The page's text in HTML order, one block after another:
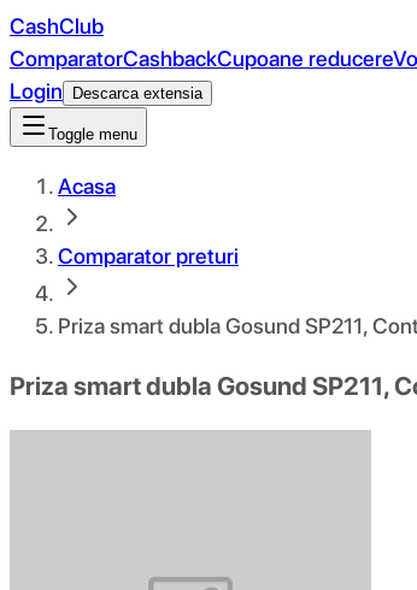
CashClub
ComparatorCashbackCupoane reducere
Login
Descarca extensia
Toggle menu
Acasa
Comparator preturi
Priza smart dubla Gosund SP211,
Priza smart dubla Gosund SP211,